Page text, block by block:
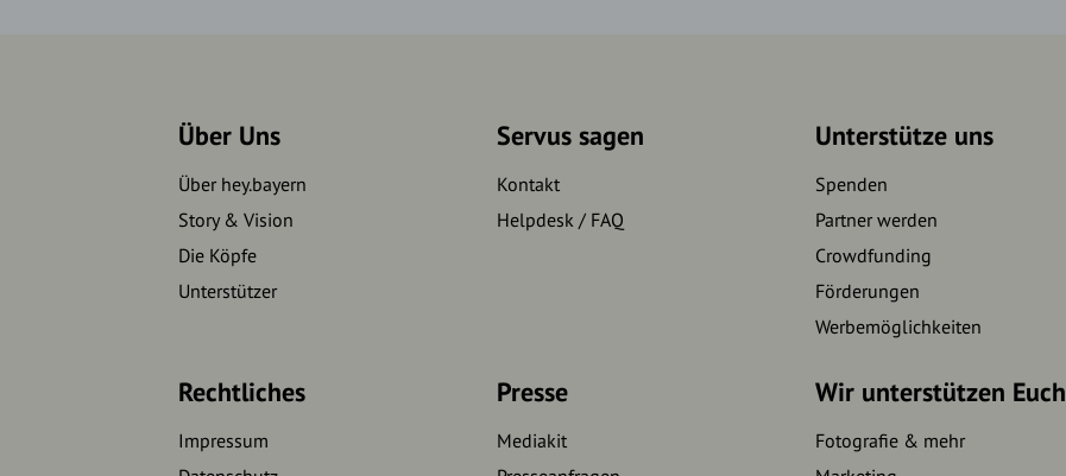
Über Uns
Über hey.bayern
Story & Vision
Die Köpfe
Unterstützer
Servus sagen
Kontakt
Helpdesk / FAQ
Unterstütze uns
Spenden
Partner werden
Crowdfunding
Förderungen
Werbemöglichkeiten
Rechtliches
Impressum
Presse
Mediakit
Wir unterstützen Euch
Fotografie & mehr